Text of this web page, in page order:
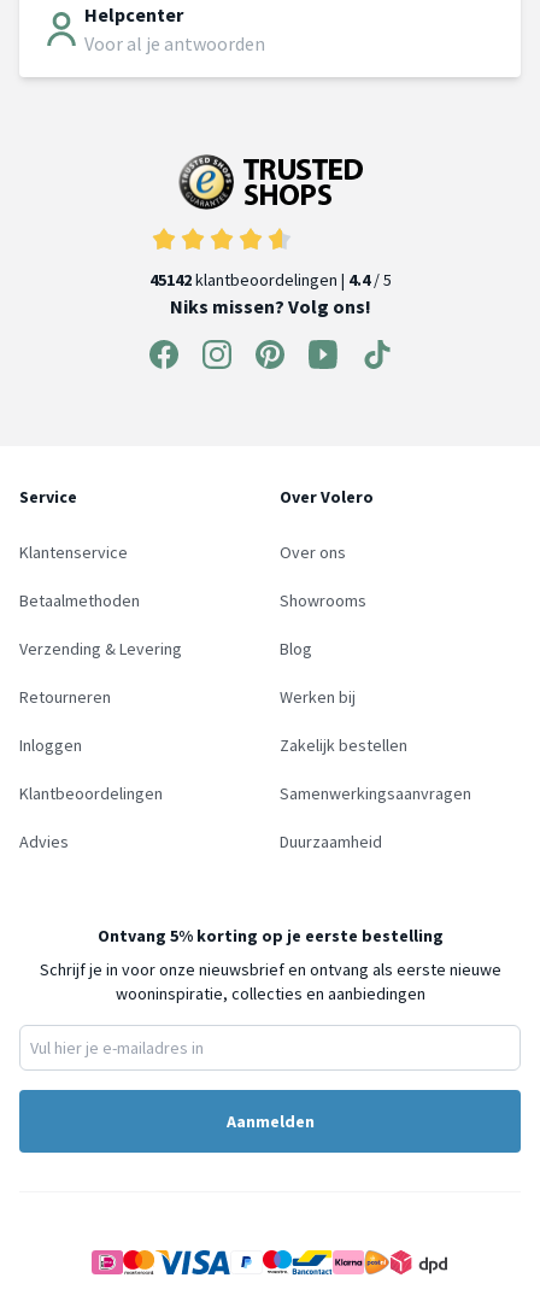
Helpcenter
Voor al je antwoorden
45142klantbeoordelingen | 4.4/ 5
Niks missen? Volg ons!
Service
Klantenservice
Betaalmethoden
Verzending & Levering
Retourneren
Inloggen
Klantbeoordelingen
Advies
Over Volero
Over ons
Showrooms
Blog
Werken bij
Zakelijk bestellen
Samenwerkingsaanvragen
Duurzaamheid
Ontvang 5% korting op je eerste bestelling
Schrijf je in voor onze nieuwsbrief en ontvang als eerste nieuwe
wooninspiratie, collecties en aanbiedingen
Aanmelden